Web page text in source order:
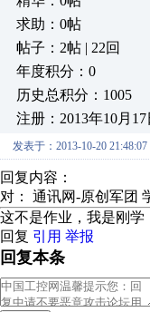
求助：0帖
帖子：2帖 | 22回
年度积分：0
历史总积分：1005
注册：2013年10月17
发表于：2013-10-20 21:48:07
回复内容：
对： 通讯网-原创军团
这不是作业，我是刚
回复 引用 举报
回复本条